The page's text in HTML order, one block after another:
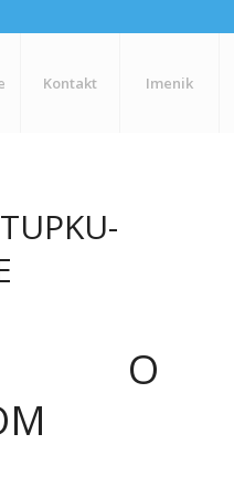
Kontakt Imenik
O